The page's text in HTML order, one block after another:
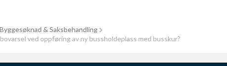
Byggesøknad & Saksbehandling
ved oppføring av ny bussholdeplass med busskur?